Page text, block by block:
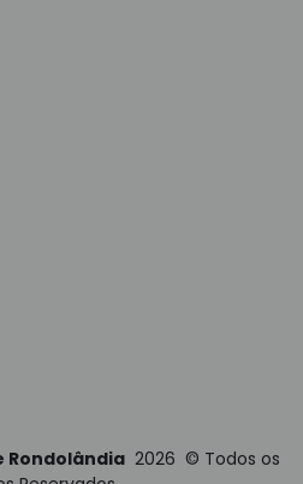
Rondolândia 2026 © Todos os